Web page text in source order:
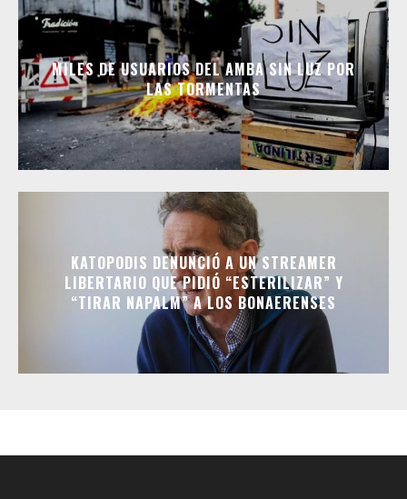
MILES DE USUARIOS DEL AMBA SIN LUZ POR
LAS TORMENTAS
KATOPODIS DENUNCIÓ A UN STREAMER
LIBERTARIO QUE PIDIÓ “ESTERILIZAR” Y
“TIRAR NAPALM” A LOS BONAERENSES